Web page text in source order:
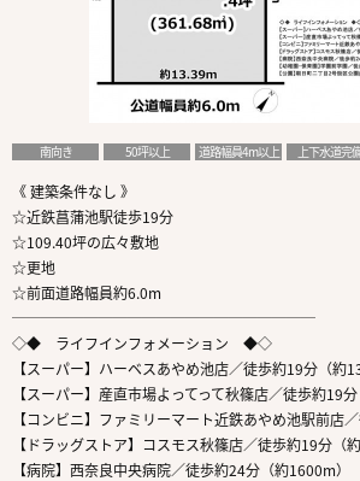
南向き 50坪以上 道路幅員4m以上 上下水道完
《 建築条件なし 》
☆近鉄菖蒲池駅徒歩19分
☆109.40坪の広々敷地
☆更地
☆前面道路幅員約6.0m
─────────────────────
◇◆ ライフインフォメーション ◆◇
【スーパー】ハーベスあやめ池店／徒歩約19分（約
【スーパー】産直市場よってって秋篠店／徒歩約19分
【コンビニ】ファミリーマート近鉄あやめ池駅前店
【ドラッグストア】コスモス秋篠店／徒歩約19分（
【病院】西奈良中央病院／徒歩約24分（約1600m）